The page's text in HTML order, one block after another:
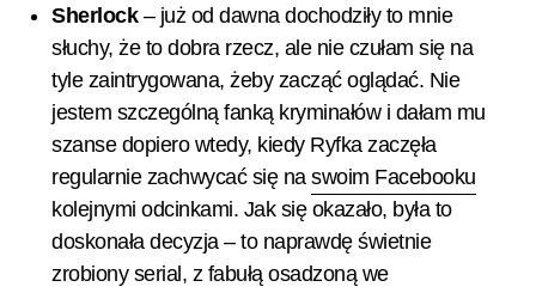
Sherlock– już od dawna dochodziły to mnie
słuchy, że to dobra rzecz, ale nie czułam się na
tyle zaintrygowana, żeby zacząć oglądać. Nie
jestem szczególną fanką kryminałów i dałam mu
szanse dopiero wtedy, kiedy Ryfka zaczęła
regularnie zachwycać się na swoim Facebooku
kolejnymi odcinkami. Jak się okazało, była to
doskonała decyzja – to naprawdę świetnie
zrobiony serial, z fabułą osadzoną we